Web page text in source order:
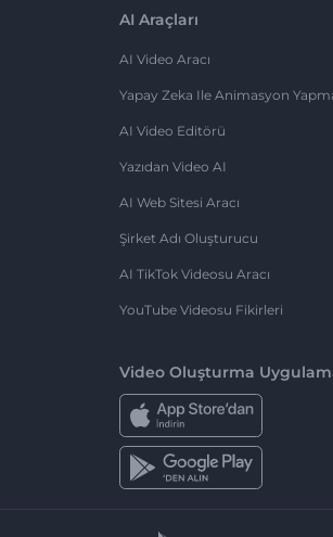
AI Araçları
AI Video Aracı
Yapay Zeka Ile Animasyon
AI Video Editörü
Yazıdan Video AI
AI Web Sitesi Aracı
Şirket Adı Oluşturucu
AI TikTok Videosu Aracı
YouTube Videosu Fikirleri
Video Oluşturma